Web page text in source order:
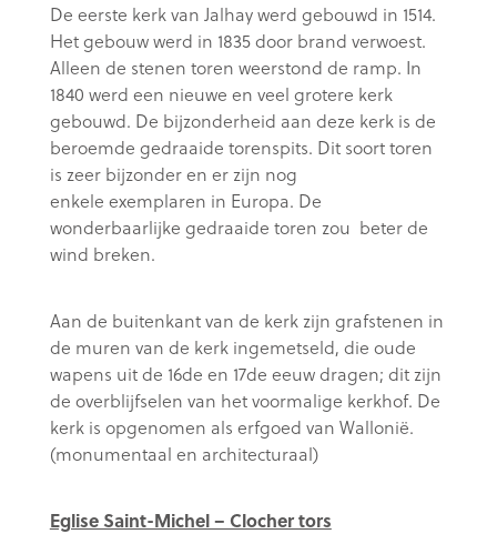
De eerste kerk van Jalhay werd gebouwd in 1514.
Het gebouw werd in 1835 door brand verwoest.
Alleen de stenen toren weerstond de ramp. In
1840 werd een nieuwe en veel grotere kerk
gebouwd. De bijzonderheid aan deze kerk is de
beroemde gedraaide torenspits. Dit soort toren
is zeer bijzonder en er zijn nog
enkele exemplaren in Europa. De
wonderbaarlijke gedraaide toren zou beter de
wind breken.
Aan de buitenkant van de kerk zijn grafstenen in
de muren van de kerk ingemetseld, die oude
wapens uit de 16de en 17de eeuw dragen; dit zijn
de overblijfselen van het voormalige kerkhof. De
kerk is opgenomen als erfgoed van Wallonië.
(monumentaal en architecturaal)
Eglise Saint-Michel – Clocher tors